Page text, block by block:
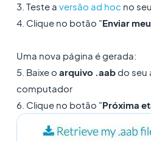
3. Teste a versão ad hoc no
4. Clique no botão "Enviar
Uma nova página é gerada:
5. Baixe o arquivo .aabdo seu
computador
6. Clique no botão "Próxima